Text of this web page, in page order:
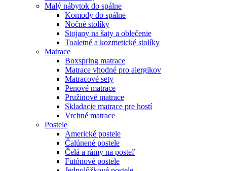
Malý nábytok do spálne
Komody do spálne
Nočné stolíky
Stojany na šaty a oblečenie
Toaletné a kozmetické stolíky
Matrace
Boxspring matrace
Matrace vhodné pro alergikov
Matracové sety
Penové matrace
Pružinové matrace
Skladacie matrace pre hostí
Vrchné matrace
Postele
Americké postele
Čalúnené postele
Čelá a rámy na posteľ
Futónové postele